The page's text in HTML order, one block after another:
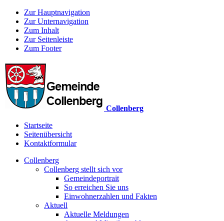
Zur Hauptnavigation
Zur Unternavigation
Zum Inhalt
Zur Seitenleiste
Zum Footer
Collenberg
Startseite
Seitenübersicht
Kontaktformular
Collenberg
Collenberg stellt sich vor
Gemeindeportrait
So erreichen Sie uns
Einwohnerzahlen und Fakten
Aktuell
Aktuelle Meldungen